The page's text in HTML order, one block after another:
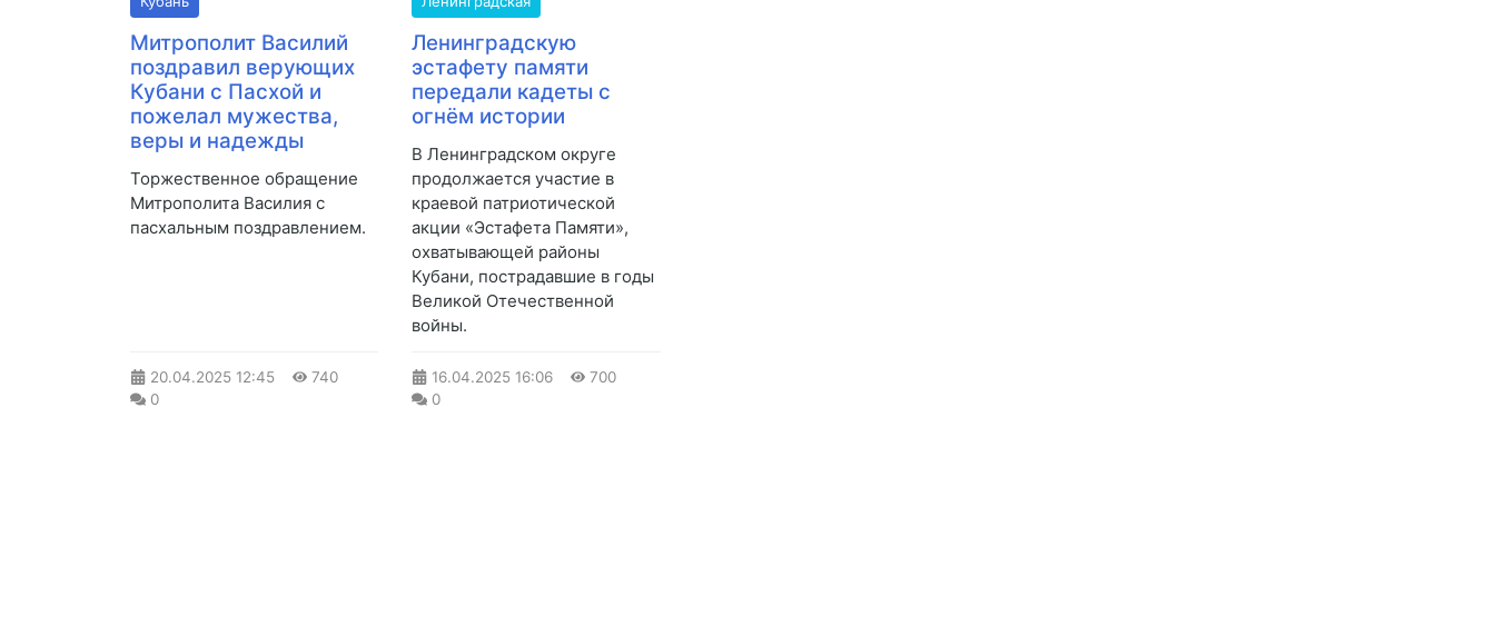
Митрополит Василий
поздравил верующих
Кубани с Пасхой и
пожелал мужества,
веры и надежды
Торжественное обращение
Митрополита Василия с
пасхальным поздравлением.
20.04.2025 12:45
740
0
Ленинградскую
эстафету памяти
передали кадеты с
огнём истории
В Ленинградском округе
продолжается участие в
краевой патриотической
акции «Эстафета Памяти»,
охватывающей районы
Кубани, пострадавшие в годы
Великой Отечественной
войны.
16.04.2025 16:06
700
0